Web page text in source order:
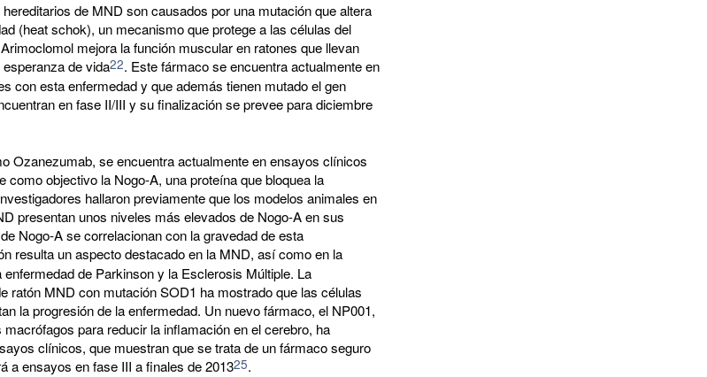
de MND son causados por una mutación que altera
(heat schok), un mecanismo que protege a las células del
mejora la función muscular en ratones que llevan
de vida22. Este fármaco se encuentra actualmente en
con esta enfermedad y que además tienen mutado el gen
en fase II/III y su finalización se prevee para diciembre
Ozanezumab, se encuentra actualmente en ensayos clínicos
como objectivo la Nogo-A, una proteína que bloquea la
hallaron previamente que los modelos animales en
presentan unos niveles más elevados de Nogo-A en sus
Nogo-A se correlacionan con la gravedad de esta
resulta un aspecto destacado en la MND, así como en la
de Parkinson y la Esclerosis Múltiple. La
ratón MND con mutación SOD1 ha mostrado que las células
la progresión de la enfermedad. Un nuevo fármaco, el NP001,
para reducir la inflamación en el cerebro, ha
clínicos, que muestran que se trata de un fármaco seguro
a ensayos en fase III a finales de 201325.